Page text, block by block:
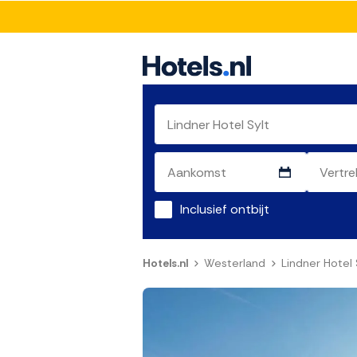
Inclusief ontbijt
Hotels.nl Westerland Lindner Hotel